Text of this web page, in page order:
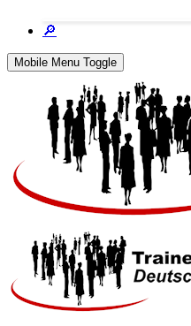
🔎
Mobile Menu Toggle